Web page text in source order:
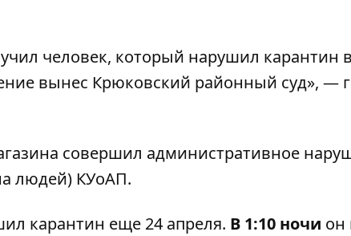
человек, который нарушил карантин
вынес Крюковский районный суд», —
совершил административное
людей) КУоАП.
карантин еще 24 апреля. В 1:10 ночи он